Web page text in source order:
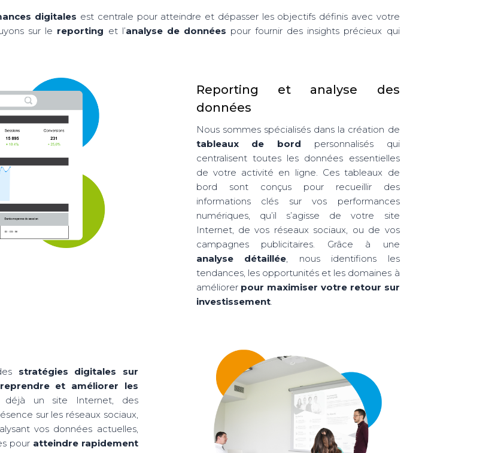
digitales est centrale pour atteindre et dépasser les objectifs définis avec votre
sur le reporting et l’analyse de données pour fournir des insights précieux qui
Reporting et analyse des
données
Nous sommes spécialisés dans la création de
tableaux de bord personnalisés qui
centralisent toutes les données essentielles
de votre activité en ligne. Ces tableaux de
bord sont conçus pour recueillir des
informations clés sur vos performances
numériques, qu’il s’agisse de votre site
Internet, de vos réseaux sociaux, ou de vos
campagnes publicitaires. Grâce à une
analyse détaillée, nous identifions les
tendances, les opportunités et les domaines à
améliorer pour maximiser votre retour sur
investissement.
stratégies digitales sur
reprendre et améliorer les
un site Internet, des
sur les réseaux sociaux,
vos données actuelles,
pouratteindre rapidement